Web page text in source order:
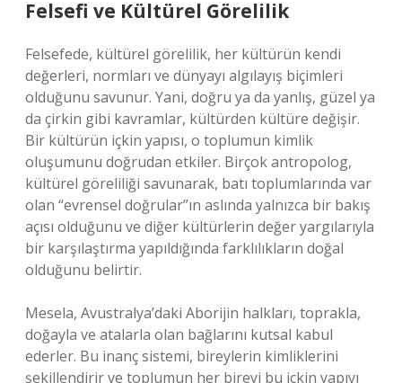
Felsefi ve Kültürel Görelilik
Felsefede, kültürel görelilik, her kültürün kendi
değerleri, normları ve dünyayı algılayış biçimleri
olduğunu savunur. Yani, doğru ya da yanlış, güzel ya
da çirkin gibi kavramlar, kültürden kültüre değişir.
Bir kültürün içkin yapısı, o toplumun kimlik
oluşumunu doğrudan etkiler. Birçok antropolog,
kültürel göreliliği savunarak, batı toplumlarında var
olan “evrensel doğrular”ın aslında yalnızca bir bakış
açısı olduğunu ve diğer kültürlerin değer yargılarıyla
bir karşılaştırma yapıldığında farklılıkların doğal
olduğunu belirtir.
Mesela, Avustralya’daki Aborijin halkları, toprakla,
doğayla ve atalarla olan bağlarını kutsal kabul
ederler. Bu inanç sistemi, bireylerin kimliklerini
şekillendirir ve toplumun her bireyi bu içkin yapıyı